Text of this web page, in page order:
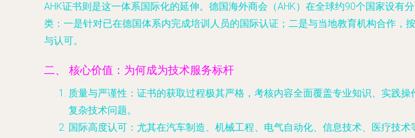
AHK证书则是这一体系国际化的延伸。德国海外商会（AHK）在全球约90个国家设
类：一是针对已在德国体系内完成培训人员的国际认证；二是与当地教育机构合作
与认可。
二、 核心价值：为何成为技术服务标杆
质量与严谨性 ：证书的获取过程极其严格，考核内容全面覆盖专业知识、实践
复杂技术问题。
国际高度认可 ：尤其在汽车制造、机械工程、电气自动化、信息技术、医疗技